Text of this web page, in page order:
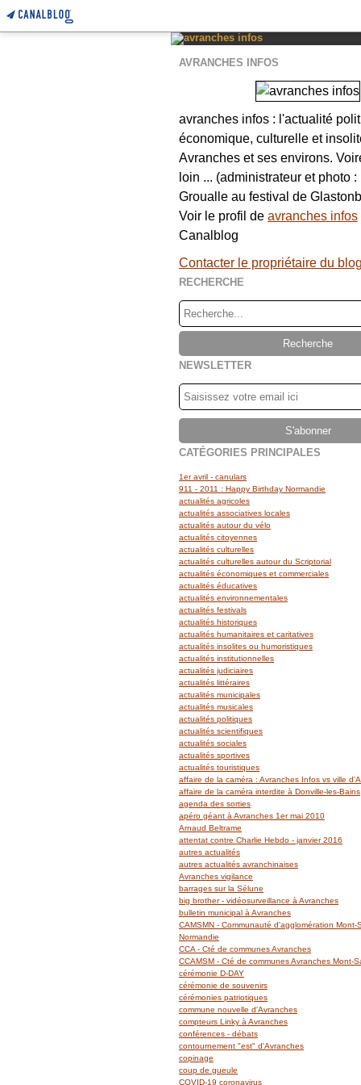
AVRANCHES INFOS
avranches infos : l'actualité
économique, culturelle et
Avranches et ses environs.
loin ... (administrateur et photo
Groualle au festival de
Voir le profil de avranches infos
Canalblog
Contacter le propriétaire du blog
RECHERCHE
NEWSLETTER
CATÉGORIES PRINCIPALES
1er avril - canulars
911 - 2011 : Happy Birthday Normandie
actualités agricoles
actualités associatives locales
actualités autour du vélo
actualités citoyennes
actualités culturelles
actualités culturelles autour du Scriptorial
actualités économiques et commerciales
actualités éducatives
actualités environnementales
actualités festivals
actualités historiques
actualités humanitaires et caritatives
actualités insolites ou humoristiques
actualités institutionnelles
actualités judiciaires
actualités littéraires
actualités municipales
actualités musicales
actualités politiques
actualités scientifiques
actualités sociales
actualités sportives
actualités touristiques
affaire de la caméra : Avranches Infos vs ville
affaire de la caméra interdite à Donville-les-Bains
agenda des sorties
apéro géant à Avranches 1er mai 2010
Arnaud Beltrame
attentat contre Charlie Hebdo - janvier 2016
autres actualités
autres actualités avranchinaises
Avranches vigilance
barrages sur la Sélune
big brother - vidéosurveillance à Avranches
bulletin municipal à Avranches
CAMSMN - Communauté d'agglomération Mont-
Normandie
CCA - Cté de communes Avranches
CCAMSM - Cté de communes Avranches Mont-
cérémonie D-DAY
cérémonie de souvenirs
cérémonies patriotiques
commune nouvelle d'Avranches
compteurs Linky à Avranches
conférences - débats
contournement "est" d'Avranches
copinage
coup de gueule
COVID-19 coronavirus